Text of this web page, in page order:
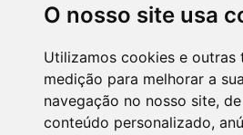
O nosso site usa
Utilizamos cookies e outras
medição para melhorar a
navegação no nosso site,
conteúdo personalizado,